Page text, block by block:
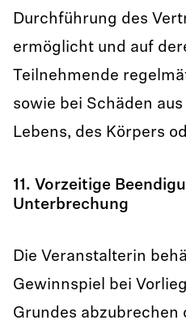
Durchführung des
ermöglicht und auf
Teilnehmende
sowie bei Schäden
Lebens, des Körpers
11. Vorzeitige
Unterbrechung
Die Veranstalterin
Gewinnspiel bei
Grundes abzubrechen